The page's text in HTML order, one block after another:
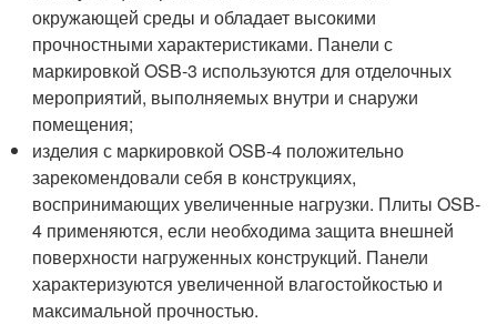
окружающей среды и обладает высокими
прочностными характеристиками. Панели с
маркировкой OSB-3 используются для отделочных
мероприятий, выполняемых внутри и снаружи
помещения;
изделия с маркировкой OSB-4 положительно
зарекомендовали себя в конструкциях,
воспринимающих увеличенные нагрузки. Плиты OSB-
4 применяются, если необходима защита внешней
поверхности нагруженных конструкций. Панели
характеризуются увеличенной влагостойкостью и
максимальной прочностью.